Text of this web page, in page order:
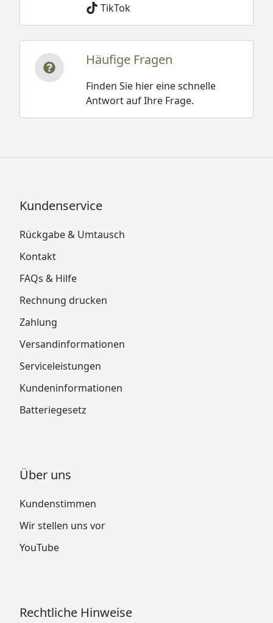
TikTok
Häufige Fragen
Finden Sie hier eine schnelle
Antwort auf Ihre Frage.
Kundenservice
Rückgabe & Umtausch
Kontakt
FAQs & Hilfe
Rechnung drucken
Zahlung
Versandinformationen
Serviceleistungen
Kundeninformationen
Batteriegesetz
Über uns
Kundenstimmen
Wir stellen uns vor
YouTube
Rechtliche Hinweise